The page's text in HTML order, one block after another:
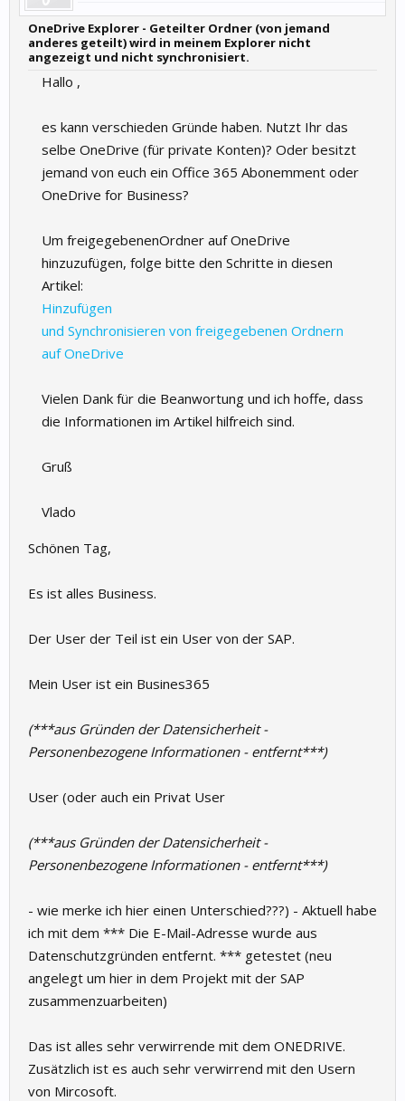
OneDrive Explorer - Geteilter Ordner (von jemand
anderes geteilt) wird in meinem Explorer nicht
angezeigt und nicht synchronisiert.
Hallo ,
es kann verschieden Gründe haben. Nutzt Ihr das
selbe OneDrive (für private Konten)? Oder besitzt
jemand von euch ein Office 365 Abonemment oder
OneDrive for Business?
Um freigegebenenOrdner auf OneDrive
hinzuzufügen, folge bitte den Schritte in diesen
Artikel:
Hinzufügen
und Synchronisieren von freigegebenen Ordnern
auf OneDrive
Vielen Dank für die Beanwortung und ich hoffe, dass
die Informationen im Artikel hilfreich sind.
Gruß
Vlado
Schönen Tag,
Es ist alles Business.
Der User der Teil ist ein User von der SAP.
Mein User ist ein Busines365
(***aus Gründen der Datensicherheit -
Personenbezogene Informationen - entfernt***)
User (oder auch ein Privat User
(***aus Gründen der Datensicherheit -
Personenbezogene Informationen - entfernt***)
- wie merke ich hier einen Unterschied???) - Aktuell habe
ich mit dem *** Die E-Mail-Adresse wurde aus
Datenschutzgründen entfernt. *** getestet (neu
angelegt um hier in dem Projekt mit der SAP
zusammenzuarbeiten)
Das ist alles sehr verwirrende mit dem ONEDRIVE.
Zusätzlich ist es auch sehr verwirrend mit den Usern
von Mircosoft.